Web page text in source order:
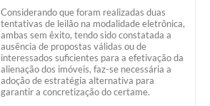
Considerando que foram realizadas duas
tentativas de leilão na modalidade eletrônica,
ambas sem êxito, tendo sido constatada a
ausência de propostas válidas ou de
interessados suficientes para a efetivação da
alienação dos imóveis, faz-se necessária a
adoção de estratégia alternativa para
garantir a concretização do certame.